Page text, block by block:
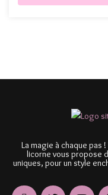
La magie à chaque
licorne vous propose
uniques, pour un style